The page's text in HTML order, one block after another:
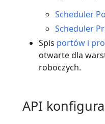
Scheduler
Scheduler
Spis portów i
otwarte dla
roboczych.
API